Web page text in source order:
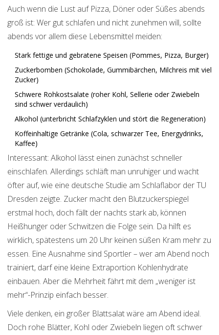
Auch wenn die Lust auf Pizza, Döner oder Süßes abends
groß ist: Wer gut schlafen und nicht zunehmen will, sollte
abends vor allem diese Lebensmittel meiden:
Stark fettige und gebratene Speisen (Pommes, Pizza, Burger)
Zuckerbomben (Schokolade, Gummibärchen, Milchreis mit viel
Zucker)
Schwere Rohkostsalate (roher Kohl, Sellerie oder Zwiebeln
sind schwer verdaulich)
Alkohol (unterbricht Schlafzyklen und stört die Regeneration)
Koffeinhaltige Getränke (Cola, schwarzer Tee, Energydrinks,
Kaffee)
Interessant: Alkohol lässt einen zunächst schneller
einschlafen. Allerdings schläft man unruhiger und wacht
öfter auf, wie eine deutsche Studie am Schlaflabor der TU
Dresden zeigte. Zucker macht den Blutzuckerspiegel
erstmal hoch, doch fällt der nachts stark ab, können
Heißhunger oder Schwitzen die Folge sein. Da hilft es
wirklich, spätestens um 20 Uhr keinen süßen Kram mehr zu
essen. Eine Ausnahme sind Sportler – wer am Abend noch
trainiert, darf eine kleine Extraportion Kohlenhydrate
einbauen. Aber die Mehrheit fährt mit dem „weniger ist
mehr“-Prinzip einfach besser.
Viele denken, ein großer Blattsalat wäre am Abend ideal.
Doch rohe Blätter, Kohl oder Zwiebeln liegen oft schwer